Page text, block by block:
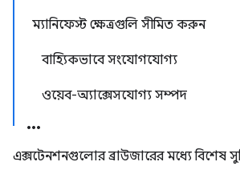
ম্যানিফেস্ট ক্ষেত্রগুলি সীমিত করুন
বাহ্যিকভাবে সংযোগযোগ্য
ওয়েব-অ্যাক্সেসযোগ্য সম্পদ
এক্সটেনশনগুলোর ব্রাউজারের মধ্যে বিশেষ